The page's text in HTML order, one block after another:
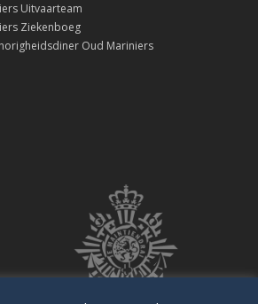
Uitvaarteam
Ziekenboeg
Oud Mariniers